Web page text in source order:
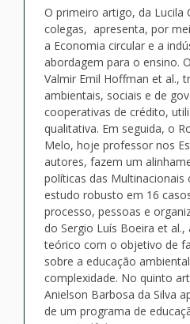
O primeiro artigo, da Lucila
colegas, apresenta, por
a Economia circular e a
abordagem para o ensino.
Valmir Emil Hoffman et al.,
ambientais, sociais e de
cooperativas de crédito,
qualitativa. Em seguida, o
Melo, hoje professor nos
autores, fazem um
políticas das Multinacionais
estudo robusto em 16
processo, pessoas e
do Sergio Luís Boeira et
teórico com o objetivo de
sobre a educação
complexidade. No quinto
Anielson Barbosa da Silva
de um programa de